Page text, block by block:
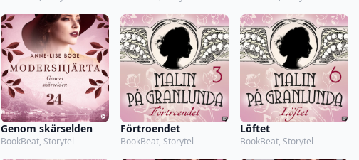
Genom skärselden
BookBeat, Storytel
Förtroendet
BookBeat, Storytel
Löftet
BookBeat, Storytel